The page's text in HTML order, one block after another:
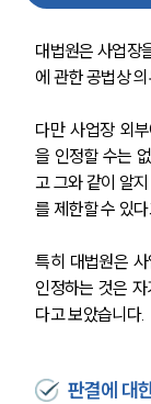
대법원은 사업장
에 관한 공법상
다만 사업장 외
을 인정할 수는
고 그와 같이 알
를 제한할 수 있
특히 대법원은
인정하는 것은
다고 보았습니다.
판결에 대